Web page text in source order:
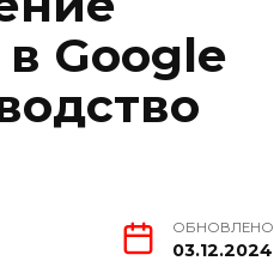
Google
ОБНОВЛЕНО
03.12.2024